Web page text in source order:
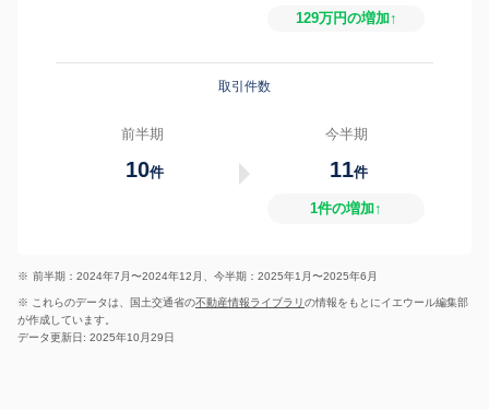
129万円の増加↑
取引件数
前半期
10件
今半期
11件
1件の増加↑
※ 前半期：2024年7月〜2024年12月、今半期：2025年1月〜2025年6月
※ これらのデータは、国土交通省の不動産情報ライブラリの情報をもとにイエウール編集部
が作成しています。
データ更新日: 2025年10月29日